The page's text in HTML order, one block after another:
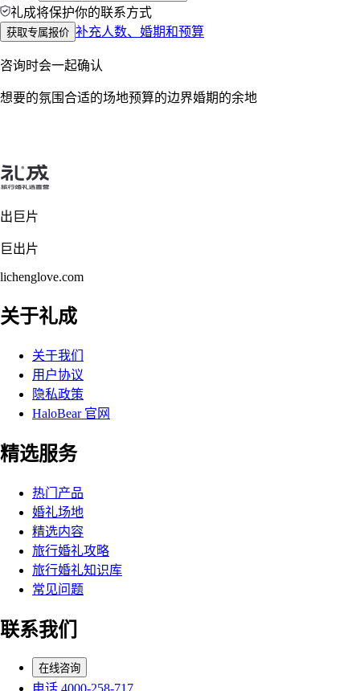
礼成将保护你的联系方式
获取专属报价 补充人数、婚期和预算
咨询时会一起确认
想要的氛围合适的场地预算的边界婚期的余地
出巨片
巨出片
lichenglove.com
关于礼成
关于我们
用户协议
隐私政策
HaloBear 官网
精选服务
热门产品
婚礼场地
精选内容
旅行婚礼攻略
旅行婚礼知识库
常见问题
联系我们
在线咨询